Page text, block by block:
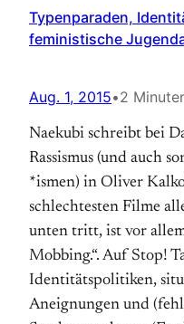
Typenparaden,
feministische
Aug. 1, 2015•2
Naekubi schreibt bei
Rassismus (und auch
*ismen) in Oliver
schlechtesten Filme
unten tritt, ist vor
Mobbing.“. Auf Stop!
Identitätspolitiken,
Aneignungen und